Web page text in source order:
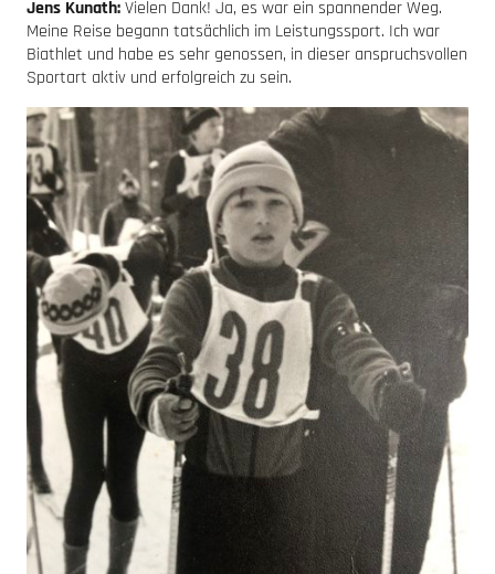
Jens Kunath:Vielen Dank! Ja, es war ein spannender Weg.
Meine Reise begann tatsächlich im Leistungssport. Ich war
Biathlet und habe es sehr genossen, in dieser anspruchsvollen
Sportart aktiv und erfolgreich zu sein.